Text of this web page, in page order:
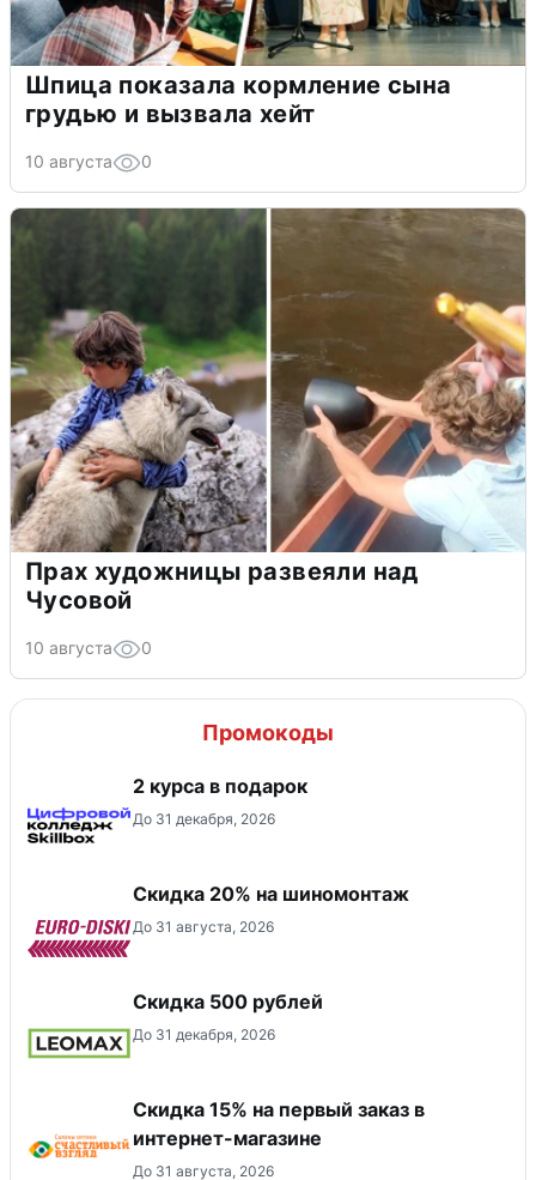
Шпица показала кормление сына
грудью и вызвала хейт
10 августа 0
Прах художницы развеяли над
Чусовой
10 августа 0
Промокоды
2 курса в подарок
До 31 декабря, 2026
Скидка 20% на шиномонтаж
До 31 августа, 2026
Скидка 500 рублей
До 31 декабря, 2026
Скидка 15% на первый заказ в
интернет-магазине
До 31 августа, 2026